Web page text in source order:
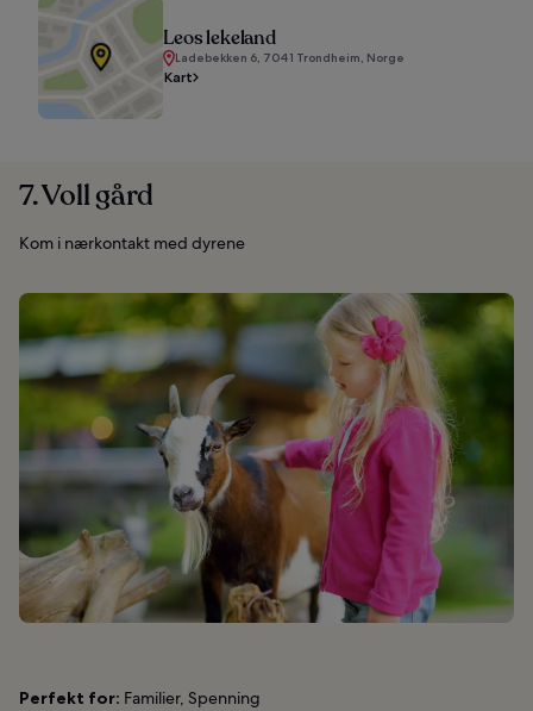
Leos lekeland
Ladebekken 6, 7041 Trondheim, Norge
Kart
7. Voll gård
Kom i nærkontakt med dyrene
Perfekt for: Familier, Spenning